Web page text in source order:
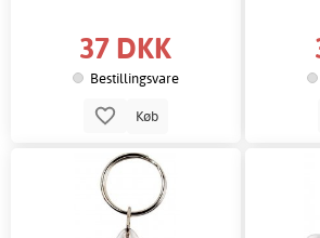
37 DKK
Bestillingsvare
Køb